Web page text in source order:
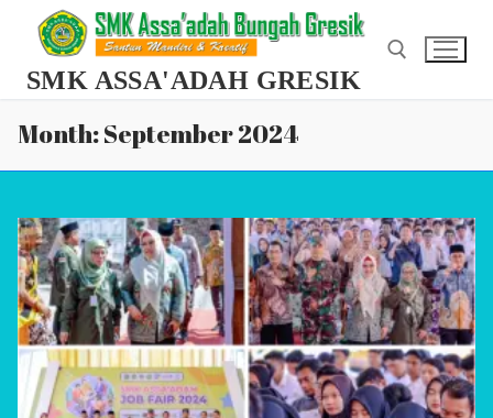
content
SMK ASSA'ADAH GRESIK
Search for:
Month:September 2024